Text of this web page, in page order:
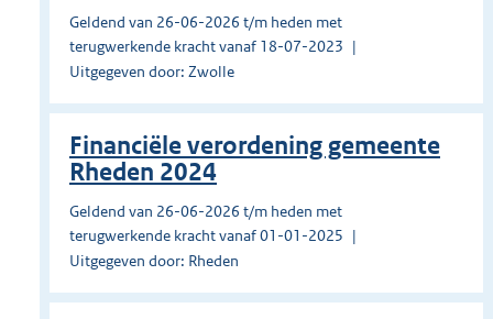
Geldend van 26-06-2026 t/m heden met
terugwerkende kracht vanaf 18-07-2023
Uitgegeven door: Zwolle
Financiële verordening gemeente
Rheden 2024
Geldend van 26-06-2026 t/m heden met
terugwerkende kracht vanaf 01-01-2025
Uitgegeven door: Rheden